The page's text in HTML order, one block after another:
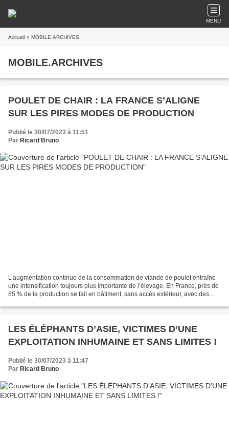
MENU
Accueil » MOBILE.ARCHIVES
MOBILE.ARCHIVES
POULET DE CHAIR : LA FRANCE S’ALIGNE
SUR LES PIRES MODES DE PRODUCTION
Publié le 30/07/2023 à 11:51
Par Ricard Bruno
L’augmentation continue de la consommation de viande de poulet entraîne
une intensification toujours plus importante de l’élevage. En France, près de
85 % de la production se fait en bâtiment, sans accès extérieur, avec des
LES ÉLÉPHANTS D’ASIE, VICTIMES D’UNE
EXPLOITATION INHUMAINE ET SANS LIMITES !
Publié le 30/07/2023 à 11:47
Par Ricard Bruno